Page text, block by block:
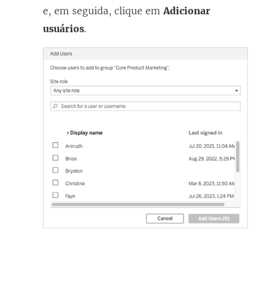
e, em seguida, clique emAdicionar
usuários.